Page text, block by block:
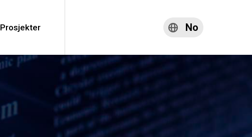
Prosjekter No